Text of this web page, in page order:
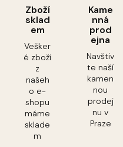
Zboží
sklad
em
Vešker
é zboží
z
našeh
o e-
shopu
máme
sklade
m
Kame
nná
prod
ejna
Navštiv
te naší
kamen
nou
prodej
nu v
Praze